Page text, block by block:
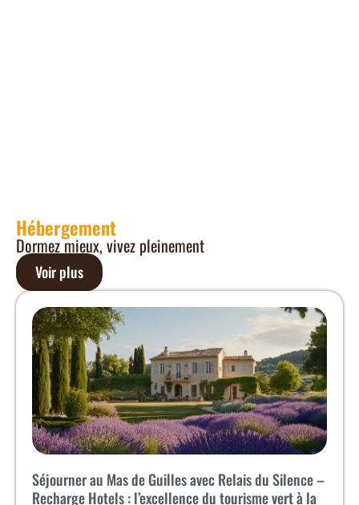
Hébergement
Dormez mieux, vivez pleinement
Voir plus
Séjourner au Mas de Guilles avec Relais du Silence –
Recharge Hotels : l’excellence du tourisme vert à la